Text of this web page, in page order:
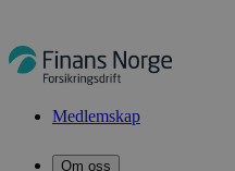
Medlemskap
Om oss